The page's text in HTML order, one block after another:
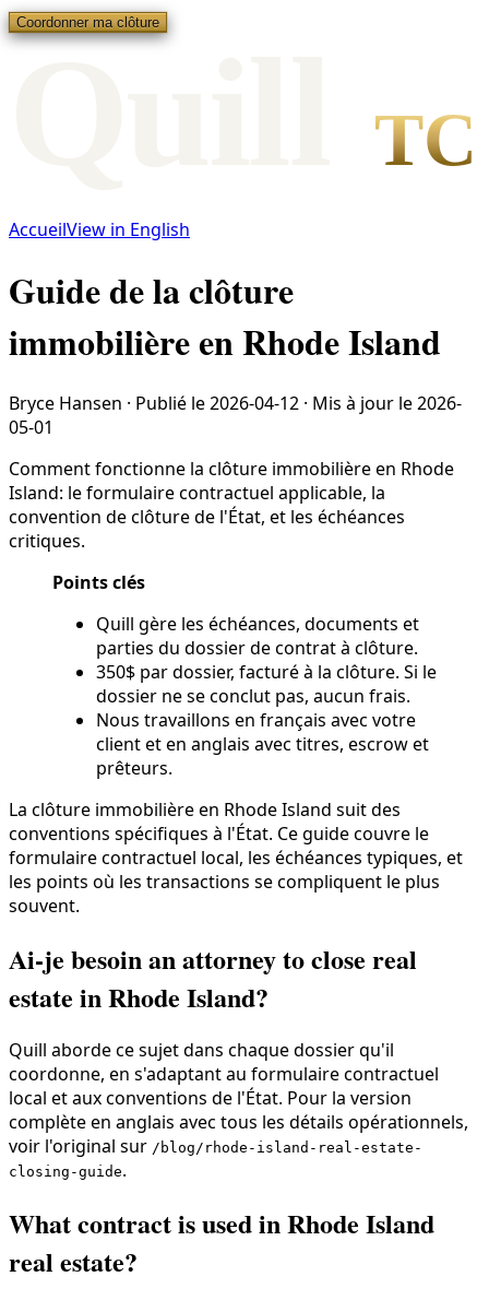
Coordonner ma clôture
TC
AccueilView in English
Guide de la clôture
immobilière en Rhode Island
Bryce Hansen · Publié le2026-04-12 · Mis à jour le2026-
05-01
Comment fonctionne la clôture immobilière en Rhode
Island: le formulaire contractuel applicable, la
convention de clôture de l'État, et les échéances
critiques.
Points clés
Quill gère les échéances, documents et
parties du dossier de contrat à clôture.
350$ par dossier, facturé à la clôture. Si le
dossier ne se conclut pas, aucun frais.
Nous travaillons en français avec votre
client et en anglais avec titres, escrow et
prêteurs.
La clôture immobilière en Rhode Island suit des
conventions spécifiques à l'État. Ce guide couvre le
formulaire contractuel local, les échéances typiques, et
les points où les transactions se compliquent le plus
souvent.
Ai-je besoin an attorney to close real
estate in Rhode Island?
Quill aborde ce sujet dans chaque dossier qu'il
coordonne, en s'adaptant au formulaire contractuel
local et aux conventions de l'État. Pour la version
complète en anglais avec tous les détails opérationnels,
voir l'original sur /blog/rhode-island-real-estate-
closing-guide.
What contract is used in Rhode Island
real estate?